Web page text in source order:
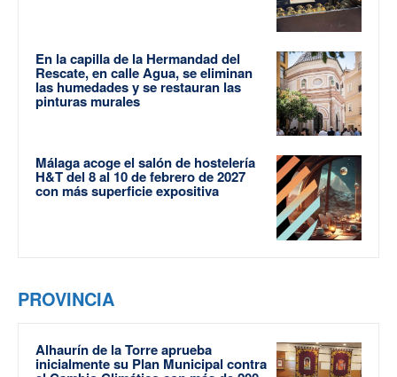
En la capilla de la Hermandad del
Rescate, en calle Agua, se eliminan
las humedades y se restauran las
pinturas murales
Málaga acoge el salón de hostelería
H&T del 8 al 10 de febrero de 2027
con más superficie expositiva
PROVINCIA
Alhaurín de la Torre aprueba
inicialmente su Plan Municipal contra